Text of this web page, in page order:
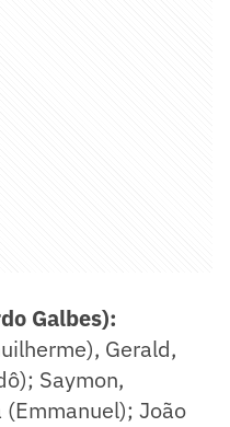
Galbes):
Gerald,
Saymon,
(Emmanuel); João